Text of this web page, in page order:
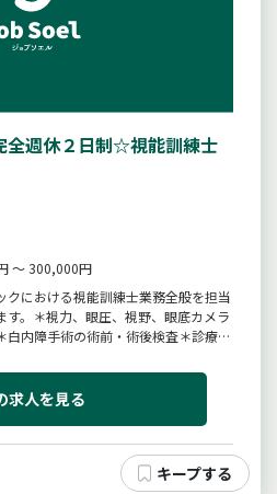
週休２日制☆視能訓練士
～ 300,000円
における視能訓練士業務全般を担当
す。＊視力、眼圧、視野、眼底カメラ
白内障手術の術前・術後検査＊診療補
＊院内清掃など☆総合病院で約１０年
めた院長のもと、日帰り白内障手術を
求人を見る